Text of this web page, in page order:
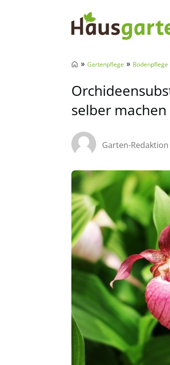
» Gartenpflege » Bodenpflege
selber machen
Garten-Redaktion